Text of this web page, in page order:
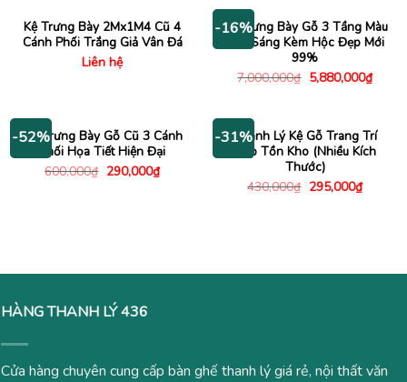
Kệ Trưng Bày 2Mx1M4 Cũ 4
Cánh Phối Trắng Giả Vân Đá
Liên hệ
-16%
Kệ Trưng Bày Gỗ 3 Tầng Màu
Nâu Sáng Kèm Hộc Đẹp Mới
99%
7,000,000₫ Giá
gốc
5,880,000₫Giá
hiện
-52%
Tủ Trưng Bày Gỗ Cũ 3 Cánh
Phối Họa Tiết Hiện Đại
600,000₫ Giá
290,000₫Giá
hiện
-31%Thanh Lý Kệ Gỗ Trang Trí
Đẹp Tồn Kho (Nhiều Kích
Thước)
430,000₫ Giá
295,000₫Giá
hiện
HÀNG THANH LÝ 436
Cửa hàng chuyên cung cấp bàn ghế thanh lý giá rẻ, nội thất văn